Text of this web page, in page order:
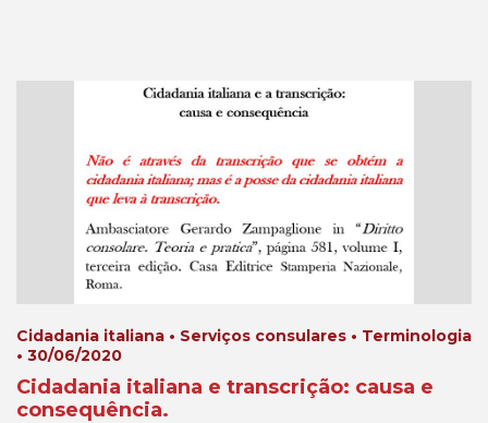
Cidadania italiana • Serviços consulares • Terminologia
• 30/06/2020
Cidadania italiana e transcrição: causa e
consequência.